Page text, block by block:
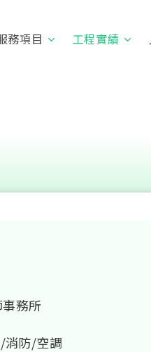
務項目 工程實績
務所
消防/空調